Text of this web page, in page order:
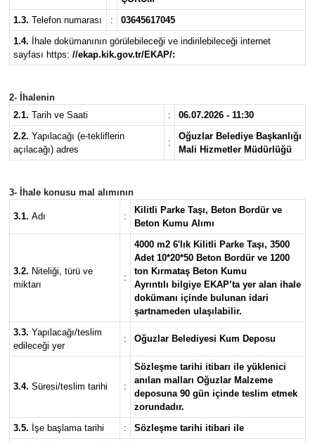
1.3. Telefon numarası :
03645617045
1.4. İhale dokümanının görülebileceği ve indirilebileceği internet
sayfası https: //ekap.kik.gov.tr/EKAP/:
2- İhalenin
2.1. Tarih ve Saati :
06.07.2026 - 11:30
2.2. Yapılacağı (e-tekliflerin
açılacağı) adres
:
Oğuzlar Belediye Başkanlığı
Mali Hizmetler Müdürlüğü
3- İhale konusu mal alımının
3.1. Adı :
Kilitli Parke Taşı, Beton Bordür ve
Beton Kumu Alımı
3.2. Niteliği, türü ve
miktarı
:
4000 m2 6'lık Kilitli Parke Taşı, 3500
Adet 10*20*50 Beton Bordür ve 1200
ton Kırmataş Beton Kumu
Ayrıntılı bilgiye EKAP’ta yer alan ihale
dokümanı içinde bulunan idari
şartnameden ulaşılabilir.
3.3. Yapılacağı/teslim
edileceği yer
: Oğuzlar Belediyesi Kum Deposu
3.4. Süresi/teslim tarihi :
Sözleşme tarihi itibarı ile yüklenici
anılan malları Oğuzlar Malzeme
deposuna 90 gün içinde teslim etmek
zorundadır.
3.5. İşe başlama tarihi :
Sözleşme tarihi itibari ile
Güncel
İskilip Haberleri
Kargı Haberleri
Kimdir?
Mecitözü Haberleri
Oğuzlar Haberleri
Ortaköy Haberleri
Osmancık Haberleri
Otomotiv